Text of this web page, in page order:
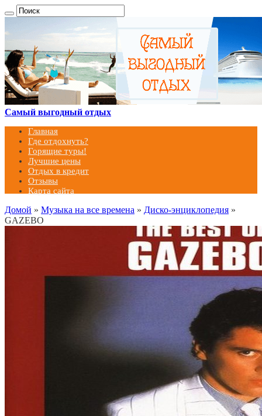
Самый выгодный отдых
Главная
Где отдохнуть?
Горящие туры!
Лучшие цены
Отдых в кредит
Отзывы
Карта сайта
Домой » Музыка на все времена » Диско-энциклопедия »
GAZEBO